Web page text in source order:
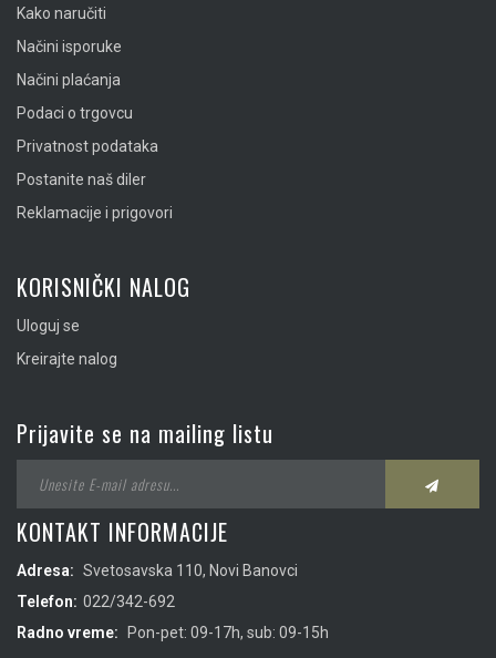
Kako naručiti
Načini isporuke
Načini plaćanja
Podaci o trgovcu
Privatnost podataka
Postanite naš diler
Reklamacije i prigovori
KORISNIČKI NALOG
Uloguj se
Kreirajte nalog
Prijavite se na mailing listu
KONTAKT INFORMACIJE
Adresa: Svetosavska 110, Novi Banovci
Telefon: 022/342-692
Radno vreme:
Pon-pet: 09-17h, sub: 09-15h